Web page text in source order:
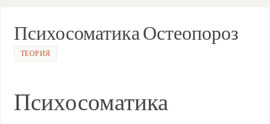
Психосоматика Остеопороз
ТЕОРИЯ
Психосоматика